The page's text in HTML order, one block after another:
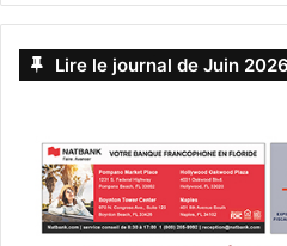
Lire le journal de Juin